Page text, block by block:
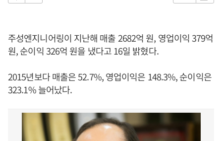
주성엔지니어링이 지난해 매출 2682억 원, 영업이익 379억
원, 순이익 326억 원을 냈다고 16일 밝혔다.
2015년보다 매출은 52.7%, 영업이익은 148.3%, 순이익은
323.1% 늘어났다.